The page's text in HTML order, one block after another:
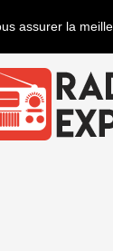
assurer la